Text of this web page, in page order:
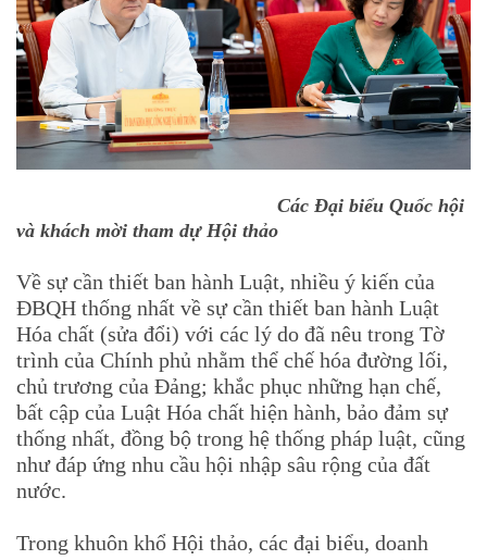
Các Đại biểu Quốc hội
và khách mời tham dự Hội thảo
Về sự cần thiết ban hành Luật, nhiều ý kiến của
ĐBQH thống nhất về sự cần thiết ban hành Luật
Hóa chất (sửa đổi) với các lý do đã nêu trong Tờ
trình của Chính phủ nhằm thể chế hóa đường lối,
chủ trương của Đảng; khắc phục những hạn chế,
bất cập của Luật Hóa chất hiện hành, bảo đảm sự
thống nhất, đồng bộ trong hệ thống pháp luật, cũng
như đáp ứng nhu cầu hội nhập sâu rộng của đất
nước.
Trong khuôn khổ Hội thảo, các đại biểu, doanh